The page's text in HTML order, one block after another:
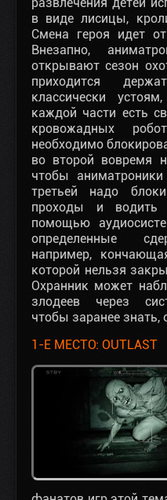
в виде лисицы,
Смена героя идет
Внезапно,
открывают сезон
приходится
классически
каждой части есть
кровожадных
необходимо
во второй вовремя
чтобы
третьей надо
проходы и водить
помощью
определенные
например,
которой нельзя
Охранник может
злодеев через
чтобы заранее знать,
1-Е МЕСТО: OUTLAST